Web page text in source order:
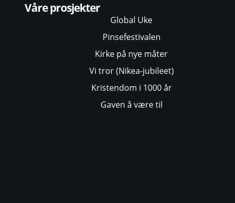
Våre prosjekter
Global Uke
Pinsefestivalen
Kirke på nye måter
Vi tror (Nikea-jubileet)
Kristendom i 1000 år
Gaven å være til